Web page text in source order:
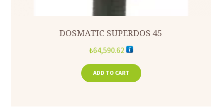
DOSMATIC SUPERDOS 45
₺64,590.62
ADD TO CART